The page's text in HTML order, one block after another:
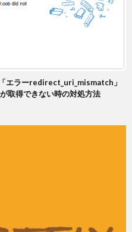
ラーredirect_uri_mismatch」
取得できない時の対処方法